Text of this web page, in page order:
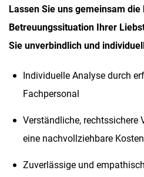
Lassen Sie uns gemeinsam
Betreuungssituation Ihrer
Sie unverbindlich und
Individuelle Analyse durch
Fachpersonal
Verständliche, rechtssichere
eine nachvollziehbare
Zuverlässige und